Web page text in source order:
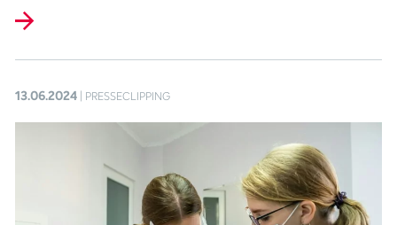
13.06.2024 | PRESSECLIPPING